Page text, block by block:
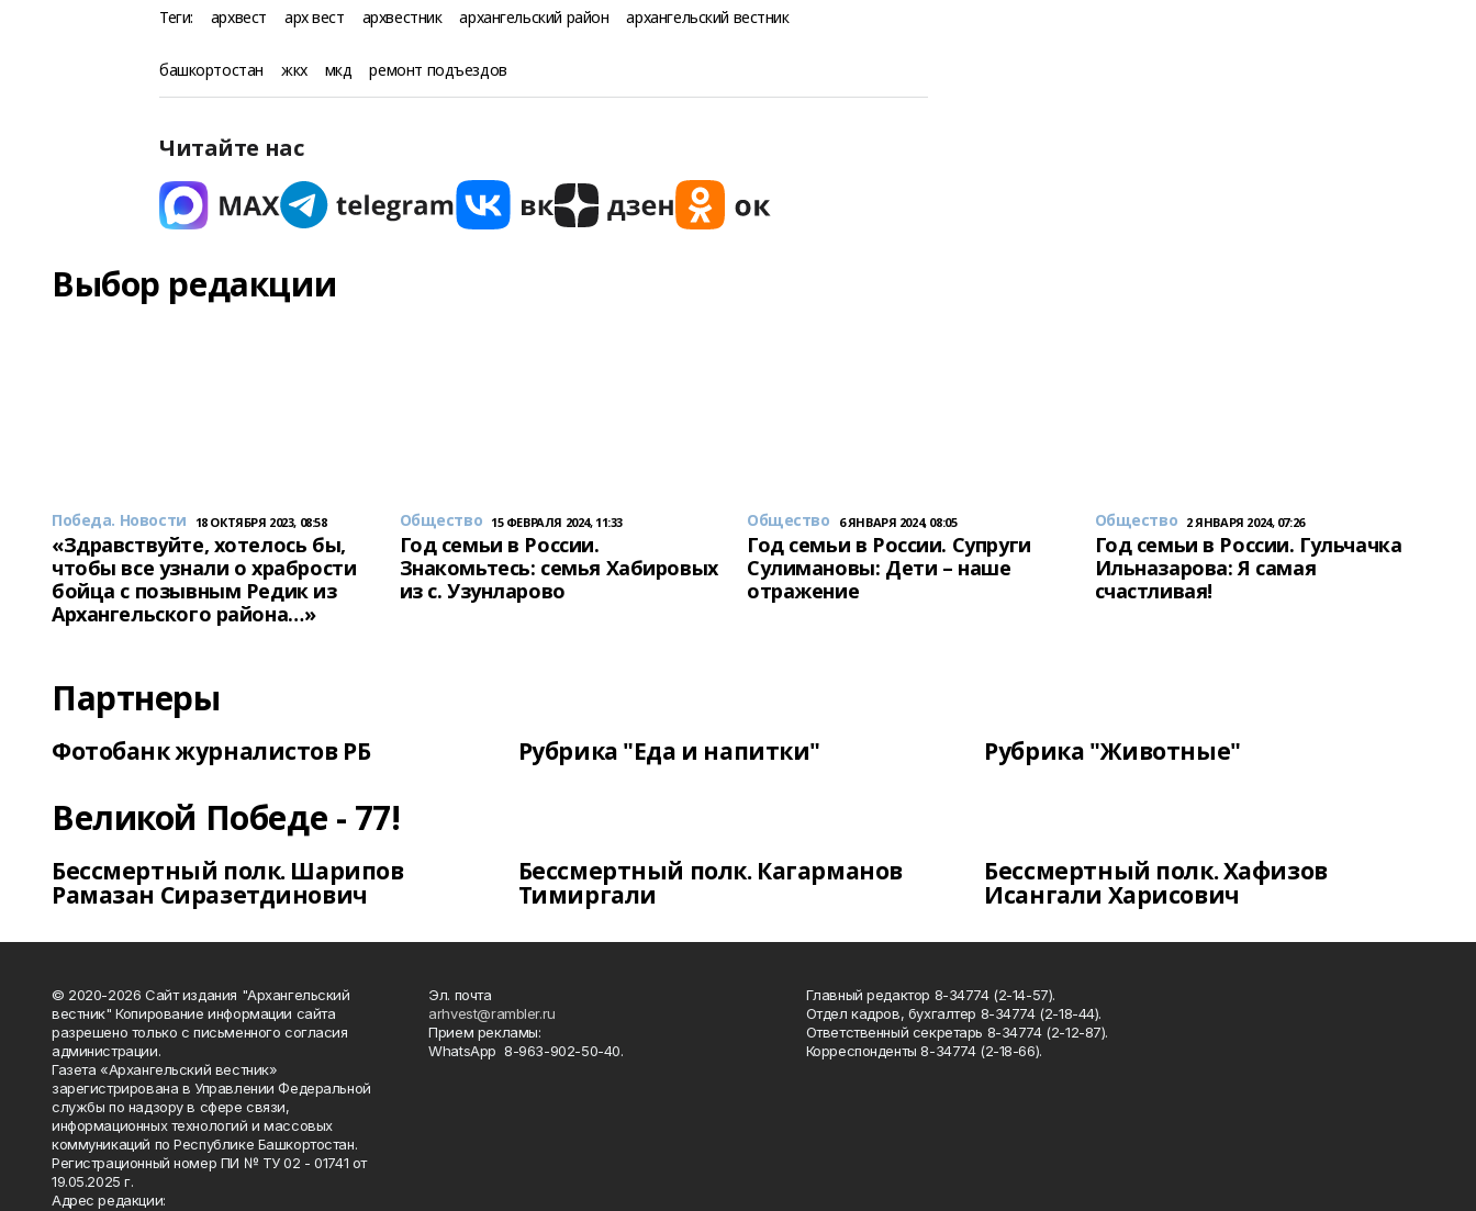
Теги: архвест арх вест архвестник архангельский район архангельский вестник
башкортостан жкх мкд ремонт подъездов
Читайте нас
Выбор редакции
Победа. Новости 18 ОКТЯБРЯ 2023, 08:58
«Здравствуйте, хотелось бы,
чтобы все узнали о храбрости
бойца с позывным Редик из
Архангельского района…»
Общество 15 ФЕВРАЛЯ 2024, 11:33
Год семьи в России.
Знакомьтесь: семья Хабировых
из с. Узунларово
Общество 6 ЯНВАРЯ 2024, 08:05
Год семьи в России. Супруги
Сулимановы: Дети – наше
отражение
Общество 2 ЯНВАРЯ 2024, 07:26
Год семьи в России. Гульчачка
Ильназарова: Я самая
счастливая!
Партнеры
Фотобанк журналистов РБ Рубрика "Еда и напитки" Рубрика "Животные"
Великой Победе - 77!
Бессмертный полк. Шарипов
Рамазан Сиразетдинович
Бессмертный полк. Кагарманов
Тимиргали
Бессмертный полк. Хафизов
Исангали Харисович
© 2020-2026 Сайт издания "Архангельский
вестник" Копирование информации сайта
разрешено только с письменного согласия
администрации.
Газета «Архангельский вестник»
зарегистрирована в Управлении Федеральной
службы по надзору в сфере связи,
информационных технологий и массовых
коммуникаций по Республике Башкортостан.
Регистрационный номер ПИ № ТУ 02 - 01741 от
19.05.2025 г.
Адрес редакции:
Эл. почта
arhvest@rambler.ru
Прием рекламы:
WhatsApp 8-963-902-50-40.
Главный редактор 8-34774 (2-14-57).
Отдел кадров, бухгалтер 8-34774 (2-18-44).
Ответственный секретарь 8-34774 (2-12-87).
Корреспонденты 8-34774 (2-18-66).